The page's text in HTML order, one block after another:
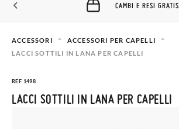
CAMBI E RESI GRATIS
ACCESSORI
ACCESSORI PER CAPELLI
LACCI SOTTILI IN LANA PER CAPELLI
REF 1498
LACCI SOTTILI IN LANA PER CAPELLI